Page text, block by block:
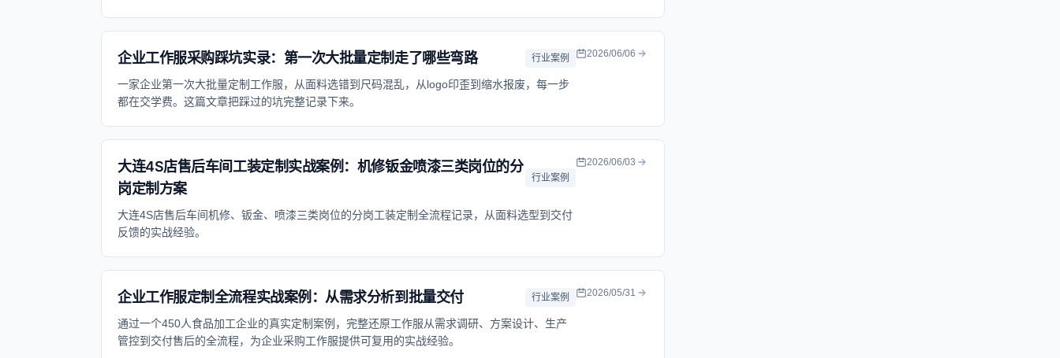
企业工作服采购踩坑实录：第一次大批量定制走了哪些弯路 行业案例
一家企业第一次大批量定制工作服，从面料选错到尺码混乱，从logo印歪到缩水报废，每一步
都在交学费。这篇文章把踩过的坑完整记录下来。
2026/06/06
大连4S店售后车间工装定制实战案例：机修钣金喷漆三类岗位的分
岗定制方案
行业案例
大连4S店售后车间机修、钣金、喷漆三类岗位的分岗工装定制全流程记录，从面料选型到交付
反馈的实战经验。
2026/06/03
企业工作服定制全流程实战案例：从需求分析到批量交付 行业案例
通过一个450人食品加工企业的真实定制案例，完整还原工作服从需求调研、方案设计、生产
管控到交付售后的全流程，为企业采购工作服提供可复用的实战经验。
2026/05/31